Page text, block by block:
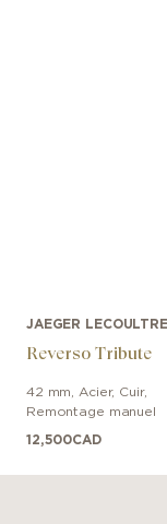
JAEGER LECOULTRE
Reverso Tribute
42 mm Acier, Cuir,
Remontage manuel
12,500CAD